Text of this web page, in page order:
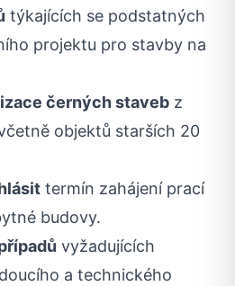
týkajících se podstatných
projektu pro stavby na
černých staveb z
objektů starších 20
termín zahájení prací
budovy.
vyžadujících
a technického